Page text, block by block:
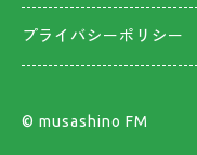
プライバシーポリシー
©︎ musashino FM